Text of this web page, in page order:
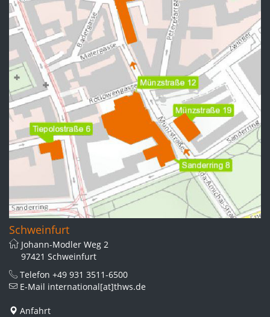
Schweinfurt
Johann-Modler Weg 2
97421 Schweinfurt
Telefon +49 931 3511-6500
E-Mail international[at]thws.de
Anfahrt